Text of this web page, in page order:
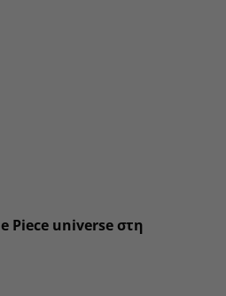
Piece universe στη